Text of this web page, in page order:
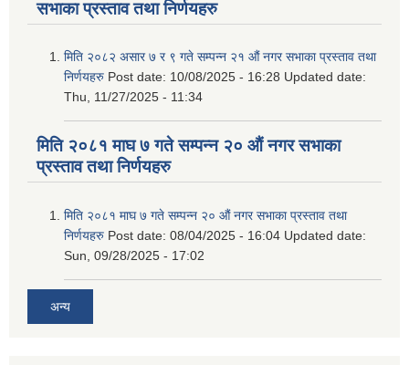
सभाका प्रस्ताव तथा निर्णयहरु
मिति २०८२ असार ७ र ९ गते सम्पन्न २१ औं नगर सभाका प्रस्ताव तथा
निर्णयहरु Post date: 10/08/2025 - 16:28 Updated date:
Thu, 11/27/2025 - 11:34
मिति २०८१ माघ ७ गते सम्पन्न २० औं नगर सभाका
प्रस्ताव तथा निर्णयहरु
मिति २०८१ माघ ७ गते सम्पन्न २० औं नगर सभाका प्रस्ताव तथा
निर्णयहरु Post date: 08/04/2025 - 16:04 Updated date:
Sun, 09/28/2025 - 17:02
अन्य